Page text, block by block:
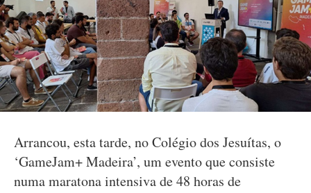
Arrancou, esta tarde, no Colégio dos Jesuítas, o
‘GameJam+ Madeira’, um evento que consiste
numa maratona intensiva de 48 horas de